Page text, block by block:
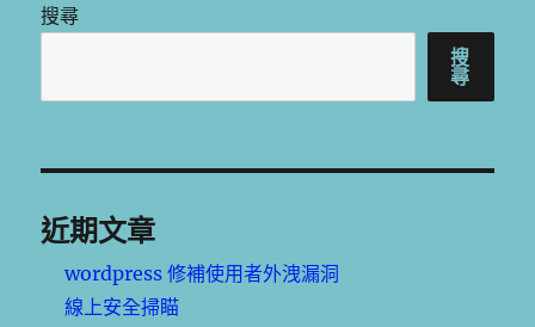
搜尋
搜
尋
近期文章
wordpress 修補使用者外洩漏洞
線上安全掃瞄